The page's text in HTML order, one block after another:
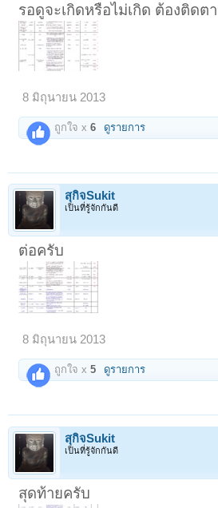
รอดูจะเกิดหรือไม่เกิด ต้องติดต
8 มิถุนายน 2013
ถูกใจ x6 ดูรายการ
สุกิจSukit
เป็นที่รู้จักกันดี
ต่อครับ
8 มิถุนายน 2013
ถูกใจ x5 ดูรายการ
สุกิจSukit
เป็นที่รู้จักกันดี
สุดท้ายครับ